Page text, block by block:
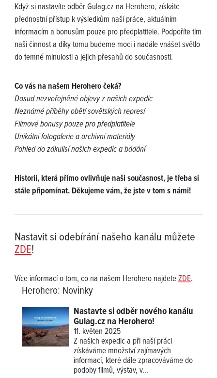
Když si nastavíte odběr Gulag.cz na Herohero, získáte
přednostní přístup k výsledkům naší práce, aktuálním
informacím a bonusům pouze pro předplatitele. Podpoříte tím
naši činnost a díky tomu budeme moci i nadále vnášet světlo
do temné minulosti a jejich přesahů do současnosti.
Co vás na našem Herohero čeká?
Dosud nezveřejněné objevy z našich expedic
Neznámé příběhy obětí sovětských represí
Filmové bonusy pouze pro předplatitele
Unikátní fotogalerie a archivní materiály
Pohled do zákulisí našich expedic a bádání
Historii, která přímo ovlivňuje naši současnost, je třeba si
stále připomínat. Děkujeme vám, že jste v tom s námi!
Nastavit si odebírání našeho kanálu můžete
ZDE!
Více informací o tom, co na našem Herohero najdeteZDE.
Herohero: Novinky
Nastavte si odběr nového kanálu
Gulag.cz na Herohero!
11. květen 2025
Z našich expedic a při naší práci
získáváme množství zajímavých
informací, které dále zpracováváme do
podoby filmů, výstav, v...